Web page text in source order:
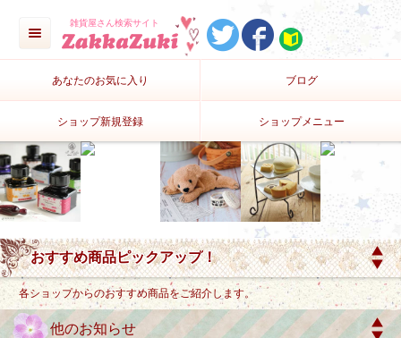
雑貨屋さん検索サイト
あなたのお気に入り ブログ
ショップ新規登録 ショップメニュー
各ショップからのおすすめ商品をご紹介します。